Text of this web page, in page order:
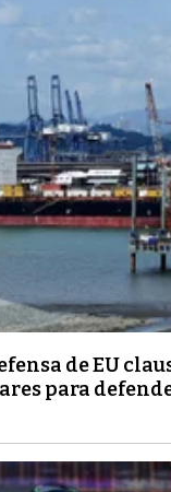
de EU
para